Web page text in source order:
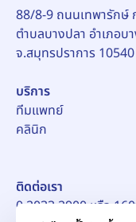
88/8-9 ถนนเทพารักษ์
ตำบลบางปลา อำเภอบ
จ.สมุทรปราการ 10540
บริการ
ทีมแพทย์
คลินิก
ติดต่อเรา
0 2033 2900 หรือ